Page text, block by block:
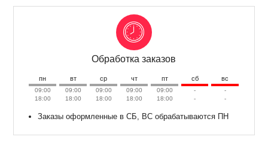
Обработка заказов
пн вт ср чт пт сб вс
09:00
18:00
09:00
18:00
09:00
18:00
09:00
18:00
09:00
18:00
-
-
-
-
Заказы оформленные в СБ, ВС обрабатываются ПН